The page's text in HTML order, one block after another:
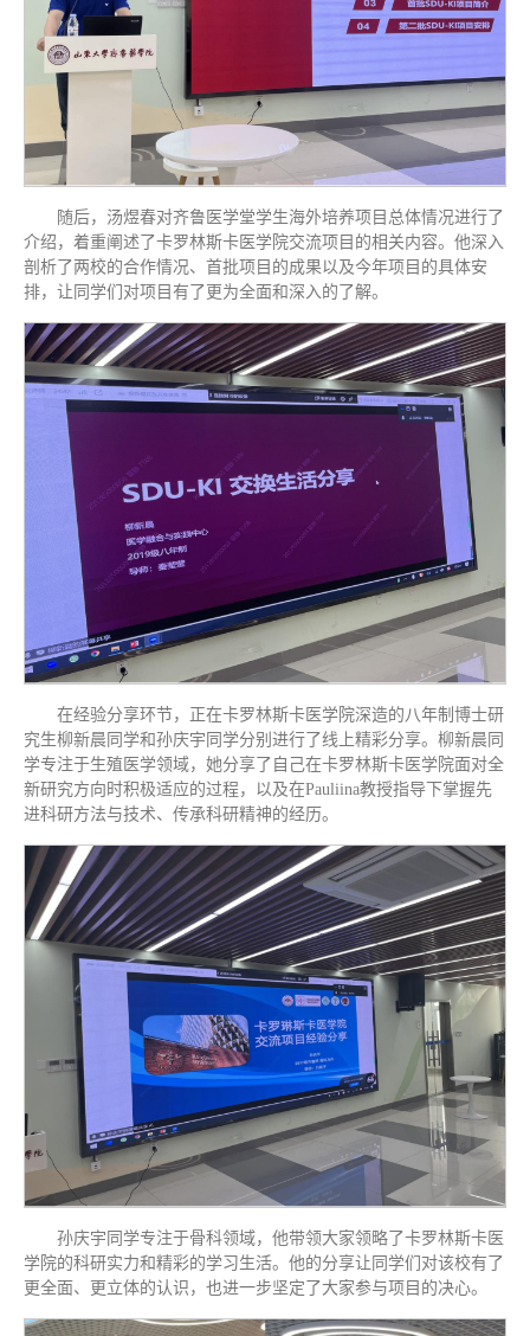
随后，汤煜春对齐鲁医学堂学生海外培养项目总体情况进行了
介绍，着重阐述了卡罗林斯卡医学院交流项目的相关内容。他深入
剖析了两校的合作情况、首批项目的成果以及今年项目的具体安
排，让同学们对项目有了更为全面和深入的了解。
在经验分享环节，正在卡罗林斯卡医学院深造的八年制博士研
究生柳新晨同学和孙庆宇同学分别进行了线上精彩分享。柳新晨同
学专注于生殖医学领域，她分享了自己在卡罗林斯卡医学院面对全
新研究方向时积极适应的过程，以及在Pauliina教授指导下掌握先
进科研方法与技术、传承科研精神的经历。
孙庆宇同学专注于骨科领域，他带领大家领略了卡罗林斯卡医
学院的科研实力和精彩的学习生活。他的分享让同学们对该校有了
更全面、更立体的认识，也进一步坚定了大家参与项目的决心。